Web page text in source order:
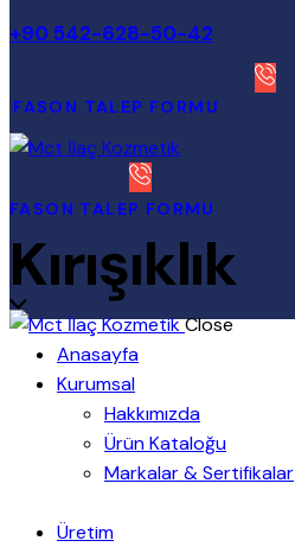
+90 542-628-50-42
FASON TALEP FORMU
FASON TALEP FORMU
Kırışıklık
Close
Anasayfa
Kurumsal
Hakkımızda
Ürün Kataloğu
Markalar & Sertifikalar
Üretim